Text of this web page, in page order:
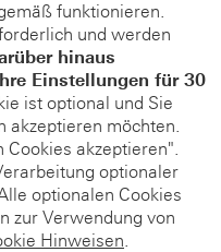
funktionieren.
und werden
hinaus
Einstellungen für 30
ist optional und Sie
akzeptieren möchten.
Cookies akzeptieren".
optionaler
optionalen Cookies
zur Verwendung von
Hinweisen.